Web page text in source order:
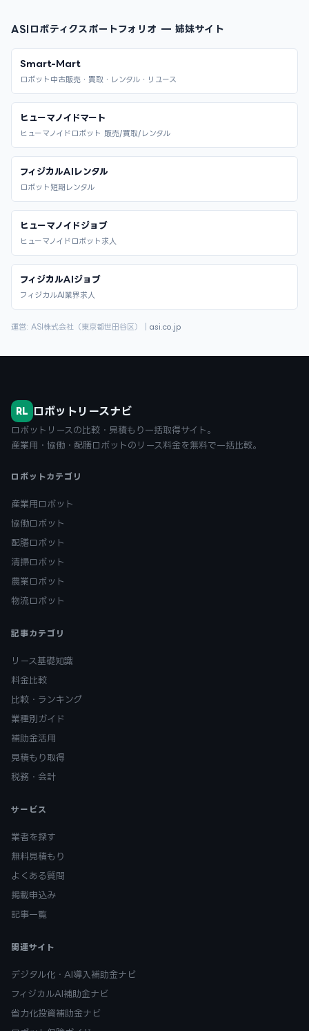
ASIロボティクスポートフォリオ — 姉妹サイト
Smart-Mart
ロボット中古販売・買取・レンタル・リユース
ヒューマノイドマート
ヒューマノイドロボット 販売/買取/レンタル
フィジカルAIレンタル
ロボット短期レンタル
ヒューマノイドジョブ
ヒューマノイドロボット求人
フィジカルAIジョブ
フィジカルAI業界求人
運営: ASI株式会社（東京都世田谷区）｜ asi.co.jp
RL ロボットリースナビ
ロボットリースの比較・見積もり一括取得サイト。
産業用・協働・配膳ロボットのリース料金を無料で一括比較。
ロボットカテゴリ
産業用ロボット
協働ロボット
配膳ロボット
清掃ロボット
農業ロボット
物流ロボット
記事カテゴリ
リース基礎知識
料金比較
比較・ランキング
業種別ガイド
補助金活用
見積もり取得
税務・会計
サービス
業者を探す
無料見積もり
よくある質問
掲載申込み
記事一覧
関連サイト
デジタル化・AI導入補助金ナビ
フィジカルAI補助金ナビ
省力化投資補助金ナビ